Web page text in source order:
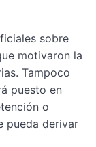
sobre
motivaron la
Tampoco
puesto en
o
pueda derivar